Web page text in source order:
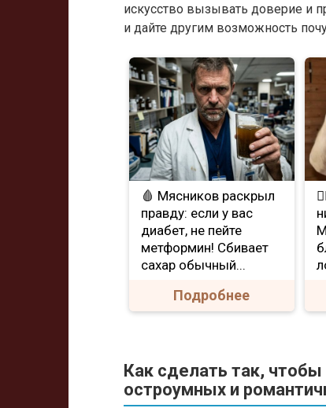
искусство вызывать доверие и
и дайте другим возможность
🩸 Мясников раскрыл
правду: если у вас
диабет, не пейте
метформин! Сбивает
сахар обычный...
Подробнее
Как сделать так,
остроумных и